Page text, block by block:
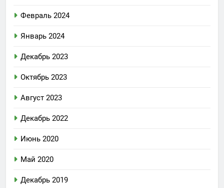
Февраль 2024
Январь 2024
Декабрь 2023
Октябрь 2023
Август 2023
Декабрь 2022
Июнь 2020
Май 2020
Декабрь 2019